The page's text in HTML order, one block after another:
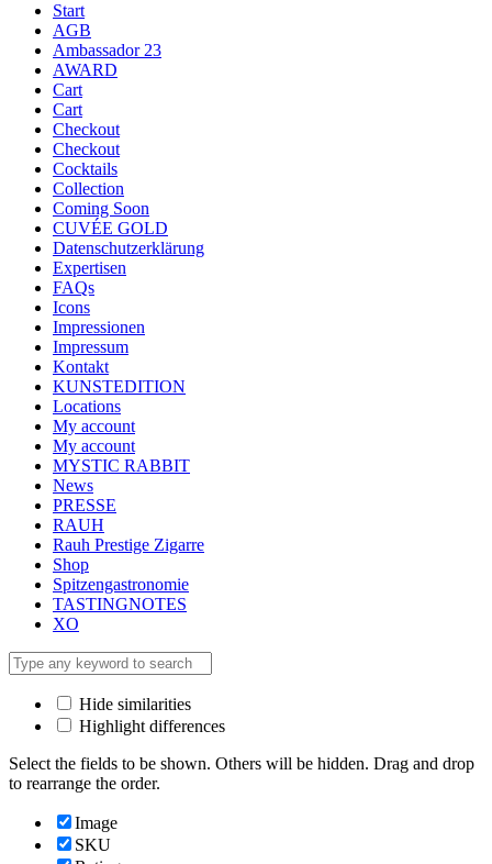
Start
AGB
Ambassador 23
AWARD
Cart
Cart
Checkout
Checkout
Cocktails
Collection
Coming Soon
CUVÉE GOLD
Datenschutzerklärung
Expertisen
FAQs
Icons
Impressionen
Impressum
Kontakt
KUNSTEDITION
Locations
My account
My account
MYSTIC RABBIT
News
PRESSE
RAUH
Rauh Prestige Zigarre
Shop
Spitzengastronomie
TASTINGNOTES
XO
Hide similarities
Highlight differences
Select the fields to be shown. Others will be hidden. Drag and drop
to rearrange the order.
Image
SKU